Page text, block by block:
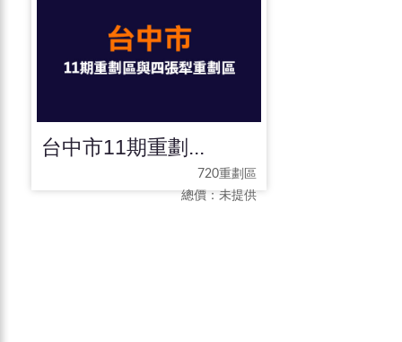
台中市11期重劃...
720重劃區
總價： 未提供